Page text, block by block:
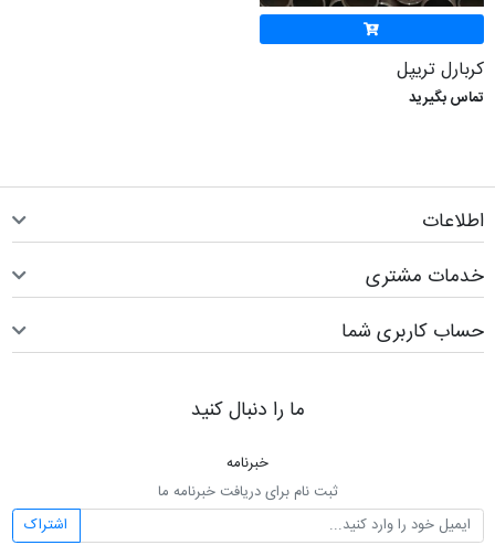
کربارل تریپل
تماس بگیرید
اطلاعات
خدمات مشتری
حساب کاربری شما
ما را دنبال کنید
خبرنامه
ثبت نام برای دریافت خبرنامه ما
اشتراک